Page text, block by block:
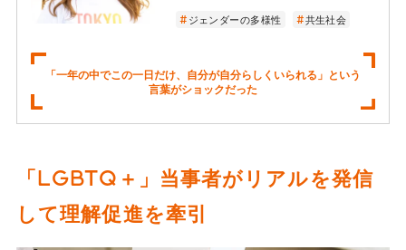
ジェンダーの多様性 共生社会
「一年の中でこの一日だけ、自分が自分らしくいられる」という
言葉がショックだった
「LGBTQ＋」当事者がリアルを発信
して理解促進を牽引